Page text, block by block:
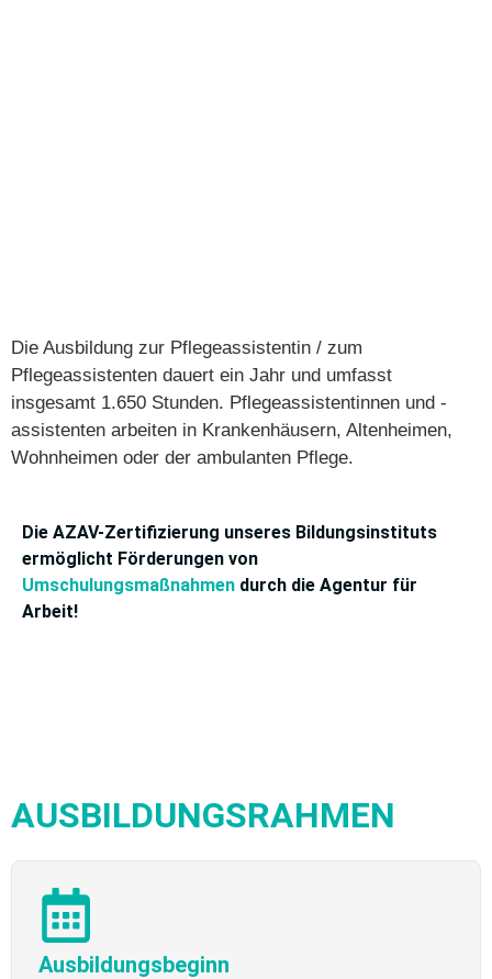
Die Ausbildung zur Pflegeassistentin / zum
Pflegeassistenten dauert ein Jahr und umfasst
insgesamt 1.650 Stunden. Pflegeassistentinnen und -
assistenten arbeiten in Krankenhäusern, Altenheimen,
Wohnheimen oder der ambulanten Pflege.
Die AZAV-Zertifizierung unseres Bildungsinstituts
ermöglicht Förderungen von
Umschulungsmaßnahmen durch die Agentur für
Arbeit!
AUSBILDUNGSRAHMEN
Ausbildungsbeginn